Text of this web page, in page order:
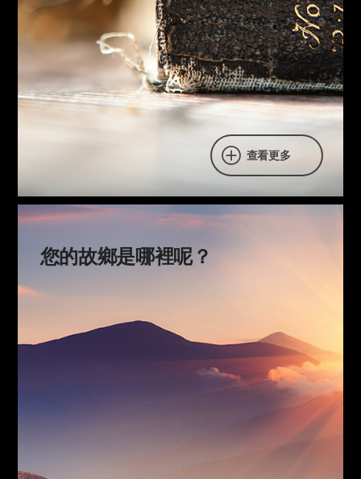
查看更多
就是您現在尋找的教會。
領受五旬節聖靈的上帝的教會
凡我所吩咐的，都教訓他們
您的故鄉是哪裡呢？
您的故鄉是哪裡呢？
鮭魚洄游到出生的河川並產卵。
到了時期，候鳥也會飛回故鄉。
我們的靈魂也有將要回去的地方。
充滿著快樂和幸福的地方，
那就是永遠的天國故鄉。